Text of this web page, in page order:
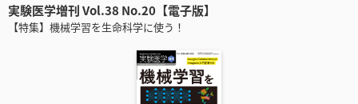
実験医学増刊 Vol.38 No.20【電子版】
【特集】機械学習を生命科学に使う！